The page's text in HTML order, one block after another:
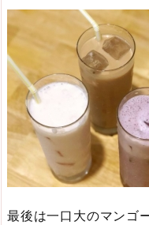
最後は一口大のマンゴ